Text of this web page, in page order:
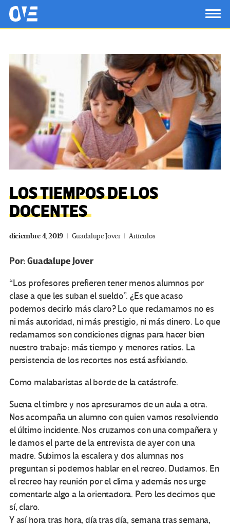
Saltar al contenido principal
OtrasVocesenEducacion.org
LOS TIEMPOS DE LOS
DOCENTES
diciembre 4, 2019 Guadalupe Jover Artículos
Por: Guadalupe Jover
“Los profesores prefieren tener menos alumnos por
clase a que les suban el sueldo”. ¿Es que acaso
podemos decirlo más claro? Lo que reclamamos no es
ni más autoridad, ni más prestigio, ni más dinero. Lo que
reclamamos son condiciones dignas para hacer bien
nuestro trabajo: más tiempo y menores ratios. La
persistencia de los recortes nos está asfixiando.
Como malabaristas al borde de la catástrofe.
Suena el timbre y nos apresuramos de un aula a otra.
Nos acompaña un alumno con quien vamos resolviendo
el último incidente. Nos cruzamos con una compañera y
le damos el parte de la entrevista de ayer con una
madre. Subimos la escalera y dos alumnas nos
preguntan si podemos hablar en el recreo. Dudamos. En
el recreo hay reunión por el clima y además nos urge
comentarle algo a la orientadora. Pero les decimos que
sí, claro.
Y así hora tras hora, día tras día, semana tras semana,